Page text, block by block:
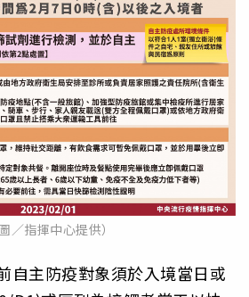
圖／指揮中心提供）
自主防疫對象須於入境當日或